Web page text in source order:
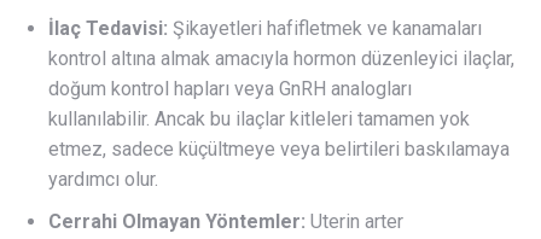
İlaç Tedavisi: Şikayetleri hafifletmek ve kanamaları
kontrol altına almak amacıyla hormon düzenleyici ilaçlar,
doğum kontrol hapları veya GnRH analogları
kullanılabilir. Ancak bu ilaçlar kitleleri tamamen yok
etmez, sadece küçültmeye veya belirtileri baskılamaya
yardımcı olur.
Cerrahi Olmayan Yöntemler: Uterin arter